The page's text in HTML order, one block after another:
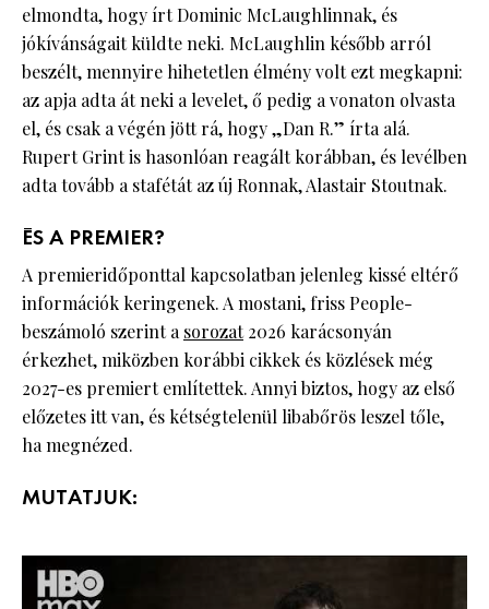
elmondta, hogy írt Dominic McLaughlinnak, és
jókívánságait küldte neki. McLaughlin később arról
beszélt, mennyire hihetetlen élmény volt ezt megkapni:
az apja adta át neki a levelet, ő pedig a vonaton olvasta
el, és csak a végén jött rá, hogy „Dan R.” írta alá.
Rupert Grint is hasonlóan reagált korábban, és levélben
adta tovább a stafétát az új Ronnak, Alastair Stoutnak.
ÉS A PREMIER?
A premieridőponttal kapcsolatban jelenleg kissé eltérő
információk keringenek. A mostani, friss People-
beszámoló szerint asorozat2026 karácsonyán
érkezhet, miközben korábbi cikkek és közlések még
2027-es premiert említettek. Annyi biztos, hogy az első
előzetes itt van, és kétségtelenül libabőrös leszel tőle,
ha megnézed.
MUTATJUK: